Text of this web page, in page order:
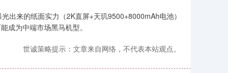
出来的纸面实力（2K直屏+天玑9500+8000mAh电池）
成为中端市场黑马机型。
世诚策略提示：文章来自网络，不代表本站观点。